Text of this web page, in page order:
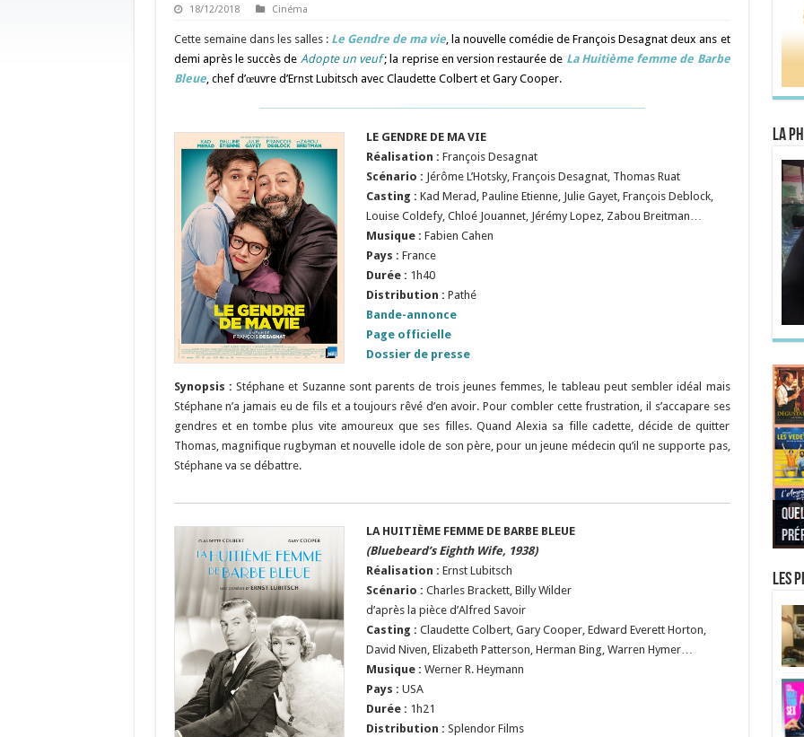
18/12/2018 Cinéma
Cette semaine dans les salles : Le Gendre de ma vie, la nouvelle comédie de François Desagnat deux ans et
demi après le succès de Adopte un veuf; la reprise en version restaurée de La Huitième femme de Barbe
Bleue, chef d’œuvre d’Ernst Lubitsch avec Claudette Colbert et Gary Cooper.
LE GENDRE DE MA VIE
Réalisation : François Desagnat
Scénario : Jérôme L’Hotsky, François Desagnat, Thomas Ruat
Casting :Kad Merad, Pauline Etienne, Julie Gayet, François Deblock,
Louise Coldefy, Chloé Jouannet, Jérémy Lopez, Zabou Breitman…
Musique :Fabien Cahen
Pays : France
Durée : 1h40
Distribution : Pathé
Bande-annonce
Page officielle
Dossier de presse
Synopsis : Stéphane et Suzanne sont parents de trois jeunes femmes, le tableau peut sembler idéal mais
Stéphane n’a jamais eu de fils et a toujours rêvé d’en avoir. Pour combler cette frustration, il s’accapare ses
gendres et en tombe plus vite amoureux que ses filles. Quand Alexia sa fille cadette, décide de quitter
Thomas, magnifique rugbyman et nouvelle idole de son père, pour un jeune médecin qu’il ne supporte pas,
Stéphane va se débattre.
LA HUITIÈME FEMME DE BARBE BLEUE
(Bluebeard’s Eighth Wife, 1938)
Réalisation :Ernst Lubitsch
Scénario :Charles Brackett, Billy Wilder
d’après la pièce d’Alfred Savoir
Casting :Claudette Colbert, Gary Cooper, Edward Everett Horton,
David Niven, Elizabeth Patterson, Herman Bing, Warren Hymer…
Musique : Werner R. Heymann
Pays : USA
Durée : 1h21
Distribution : Splendor Films
La
Les